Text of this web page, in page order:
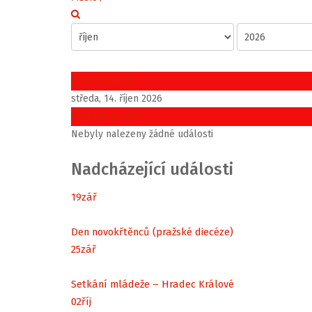
Předchozí den
středa, 14. říjen 2026
Následující den
Nebyly nalezeny žádné události
Nadcházející události
19zář
Den novokřtěnců (pražské diecéze)
25zář
Setkání mládeže – Hradec Králové
02říj